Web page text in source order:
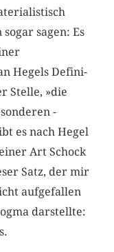
sagen: Es
Hegels Defini­
Stelle, »die
es nach Hegel
Art Schock
Satz, der mir
aufgefallen
darstellte: